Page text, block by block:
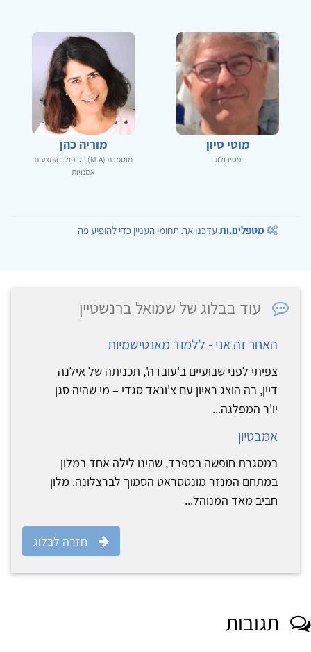
מוטי סיון
פסיכולוג
מוריה כהן
מוסמכת (M.A) בטיפול באמצעות
אמנויות
מטפלים.ותעדכנו את תחומי העניין כדי להופיע פה
עוד בבלוג של שמואל ברנשטיין
האחר זה אני - ללמוד מאנטישמיות
צפיתי לפני שבועיים ב'עובדה', תכניתה של אילנה
דיין, בה הוצג ראיון עם צ'ונאד סגדי – מי שהיה סגן
יו'ר המפלגה...
אמבטיון
במסגרת חופשה בספרד, שהינו לילה אחד במלון
במתחם המנזר מונטסראט הסמוך לברצלונה. מלון
חביב מאד המנוהל...
חזרה לבלוג
תגובות